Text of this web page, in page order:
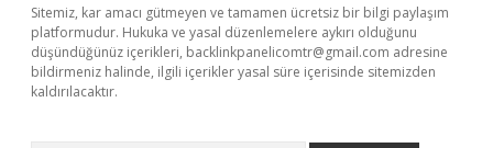
Sitemiz, kar amacı gütmeyen ve tamamen ücretsiz bir bilgi paylaşım
platformudur. Hukuka ve yasal düzenlemelere aykırı olduğunu
düşündüğünüz içerikleri, backlinkpanelicomtr@gmail.com adresine
bildirmeniz halinde, ilgili içerikler yasal süre içerisinde sitemizden
kaldırılacaktır.